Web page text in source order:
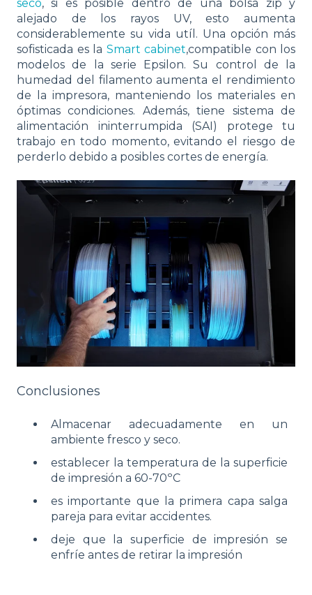
seco, si es posible dentro de una bolsa zip y
alejado de los rayos UV, esto aumenta
considerablemente su vida utíl. Una opción más
sofisticada es la Smart cabinet,compatible con los
modelos de la serie Epsilon. Su control de la
humedad del filamento aumenta el rendimiento
de la impresora, manteniendo los materiales en
óptimas condiciones. Además, tiene sistema de
alimentación ininterrumpida (SAI) protege tu
trabajo en todo momento, evitando el riesgo de
perderlo debido a posibles cortes de energía.
Conclusiones
Almacenar adecuadamente en un
ambiente fresco y seco.
establecer la temperatura de la superficie
de impresión a 60-70ºC
es importante que la primera capa salga
pareja para evitar accidentes.
deje que la superficie de impresión se
enfríe antes de retirar la impresión